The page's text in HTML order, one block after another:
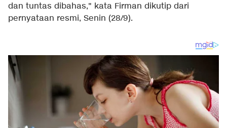
dan tuntas dibahas," kata Firman dikutip dari
pernyataan resmi, Senin (28/9).